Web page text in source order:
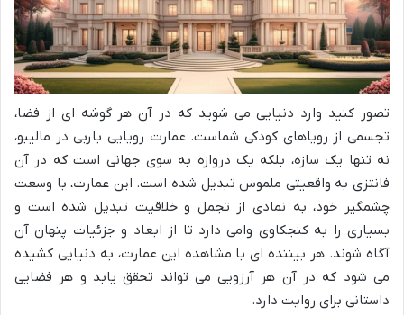
تصور کنید وارد دنیایی می شوید که در آن هر گوشه ای از فضا،
تجسمی از رویاهای کودکی شماست. عمارت رویایی باربی در مالیبو،
نه تنها یک سازه، بلکه یک دروازه به سوی جهانی است که در آن
فانتزی به واقعیتی ملموس تبدیل شده است. این عمارت، با وسعت
چشمگیر خود، به نمادی از تجمل و خلاقیت تبدیل شده است و
بسیاری را به کنجکاوی وامی دارد تا از ابعاد و جزئیات پنهان آن
آگاه شوند. هر بیننده ای با مشاهده این عمارت، به دنیایی کشیده
می شود که در آن هر آرزویی می تواند تحقق یابد و هر فضایی
داستانی برای روایت دارد.